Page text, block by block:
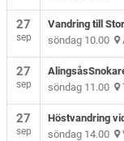
27
sep
Vandring till
söndag 10.00
27
sep
söndag 11.00
27
sep
Höstvandring
söndag 14.00